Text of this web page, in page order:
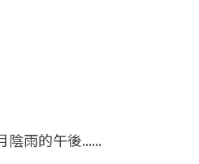
理
陰雨的午後......